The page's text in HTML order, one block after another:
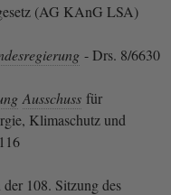
(AG KAnG LSA)
- Drs. 8/6630
Ausschuss für
Klimaschutz und
der 108. Sitzung des